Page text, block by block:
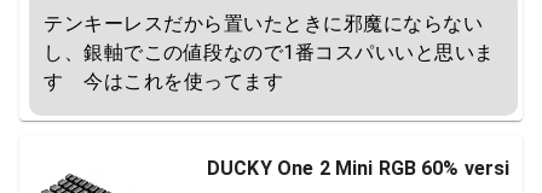
テンキーレスだから置いたときに邪魔にならない
し、銀軸でこの値段なので1番コスパいいと思いま
す　今はこれを使ってます
DUCKY One 2 Mini RGB 60% versi